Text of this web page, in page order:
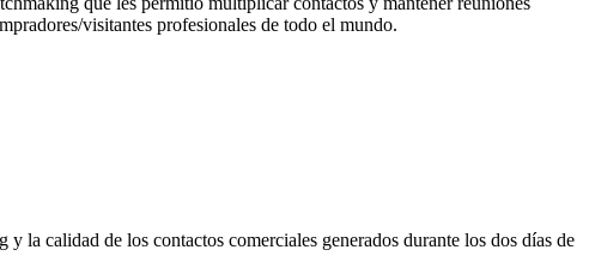
visitantes profesionales de todo el mundo.
calidad de los contactos comerciales generados durante los dos días de